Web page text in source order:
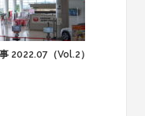
2022.07（Vol.2）